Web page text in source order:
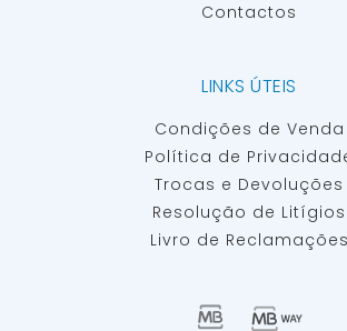
Contactos
LINKS ÚTEIS
Condições de Venda
Política de
Trocas e Devoluções
Resolução de Litígios
Livro de Reclamações